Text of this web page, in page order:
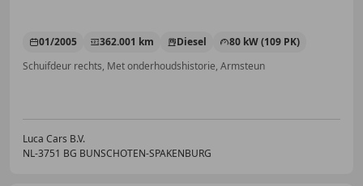
01/2005 362.001 km Diesel
80 kW (109 PK)
Schuifdeur rechts, Met onderhoudshistorie, Armsteun
Luca Cars B.V.
NL-3751 BG BUNSCHOTEN-SPAKENBURG